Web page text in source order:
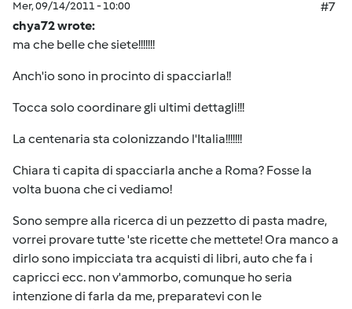
Mer, 09/14/2011 - 10:00
#7
chya72 wrote:
ma che belle che siete!!!!!!!
Anch'io sono in procinto di spacciarla!!
Tocca solo coordinare gli ultimi dettagli!!!
La centenaria sta colonizzando l'Italia!!!!!!!
Chiara ti capita di spacciarla anche a Roma? Fosse la
volta buona che ci vediamo!
Sono sempre alla ricerca di un pezzetto di pasta madre,
vorrei provare tutte 'ste ricette che mettete! Ora manco a
dirlo sono impicciata tra acquisti di libri, auto che fa i
capricci ecc. non v'ammorbo, comunque ho seria
intenzione di farla da me, preparatevi con le